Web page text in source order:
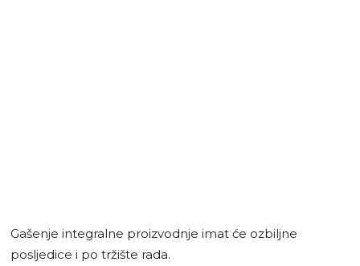
Gašenje integralne proizvodnje imat će ozbiljne
posljedice i po tržište rada.